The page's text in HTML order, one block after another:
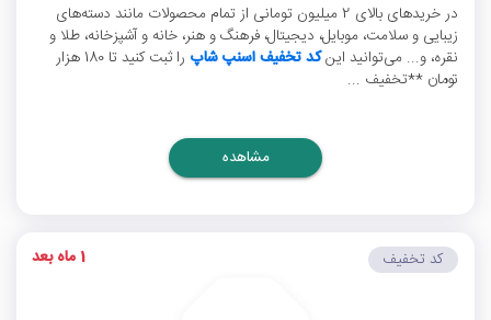
در خریدهای بالای 2 میلیون تومانی از تمام محصولات مانند دسته‌های
زیبایی و سلامت، موبایل، دیجیتال، فرهنگ و هنر، خانه و آشپزخانه، طلا و
نقره، و... می‌توانید اینکد تخفیف اسنپ شاپ
را ثبت کنید تا 180 هزار
تومان **تخفیف ...
مشاهده
کد تخفیف 1 ماه بعد